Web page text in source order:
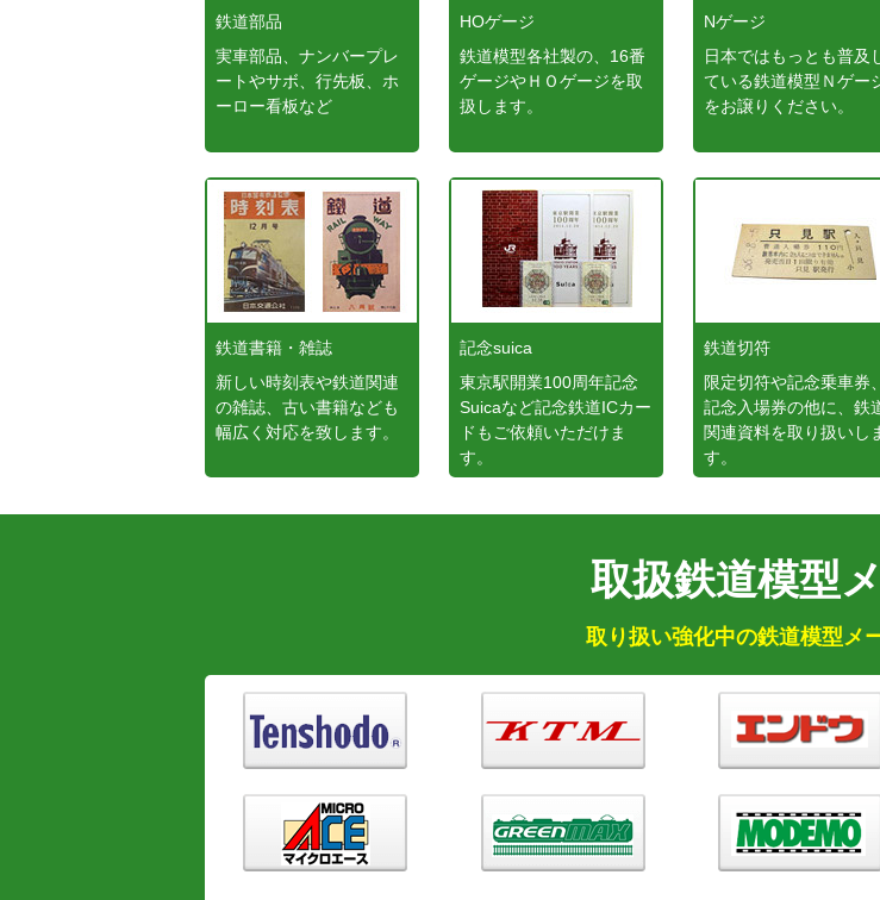
鉄道部品
実車部品、ナンバープレ
ートやサボ、行先板、ホ
ーロー看板など
HOゲージ
鉄道模型各社製の、16番
ゲージやＨＯゲージを取
扱します。
Nゲージ
日本ではもっとも普及
ている鉄道模型Ｎゲー
をお譲りください。
鉄道書籍・雑誌
新しい時刻表や鉄道関連
の雑誌、古い書籍なども
幅広く対応を致します。
記念suica
東京駅開業100周年記念
Suicaなど記念鉄道ICカー
ドもご依頼いただけま
す。
鉄道切符
限定切符や記念乗車券、
記念入場券の他に、鉄
関連資料を取り扱いし
す。
取扱鉄道模型
取り扱い強化中の鉄道模型メ